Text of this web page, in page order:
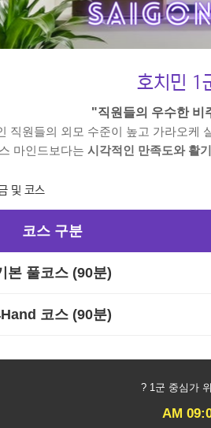
호치민 1
"직원들의 우수한 비
직원들의 외모 수준이 높고 가라오케
마인드보다는 시각적인 만족도와 활
및 코스
코스 구분
본 풀코스 (90분)
코스 (90분)
? 1군 중심가
AM